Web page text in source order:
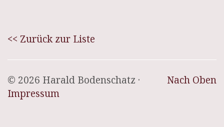
<< Zurück zur Liste
Nach Oben
© 2026 Harald Bodenschatz ·
Impressum